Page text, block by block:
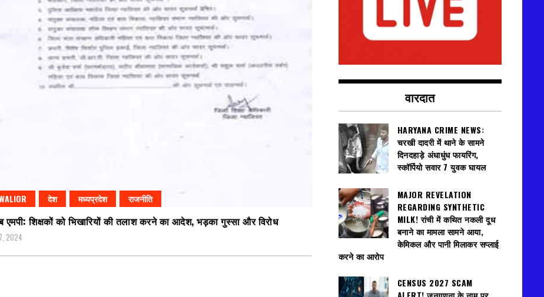
देश मध्यप्रदेश राजनीति
शिक्षकों को भिखारियों की तलाश करने का आदेश, भड़का गुस्सा और विरोध
2024
वारदात
HARYANA CRIME NEWS:
चरखी दादरी में थाने के सामने
दिनदहाड़े अंधाधुंध फायरिंग,
स्कॉर्पियो सवार 7 युवक घायल
MAJOR REVELATION
REGARDING SYNTHETIC
MILK! रांची में कथित नकली दूध
बनाने का मामला सामने आया,
केमिकल और पानी मिलाकर सप्लाई
करने का आरोप
CENSUS 2027 SCAM